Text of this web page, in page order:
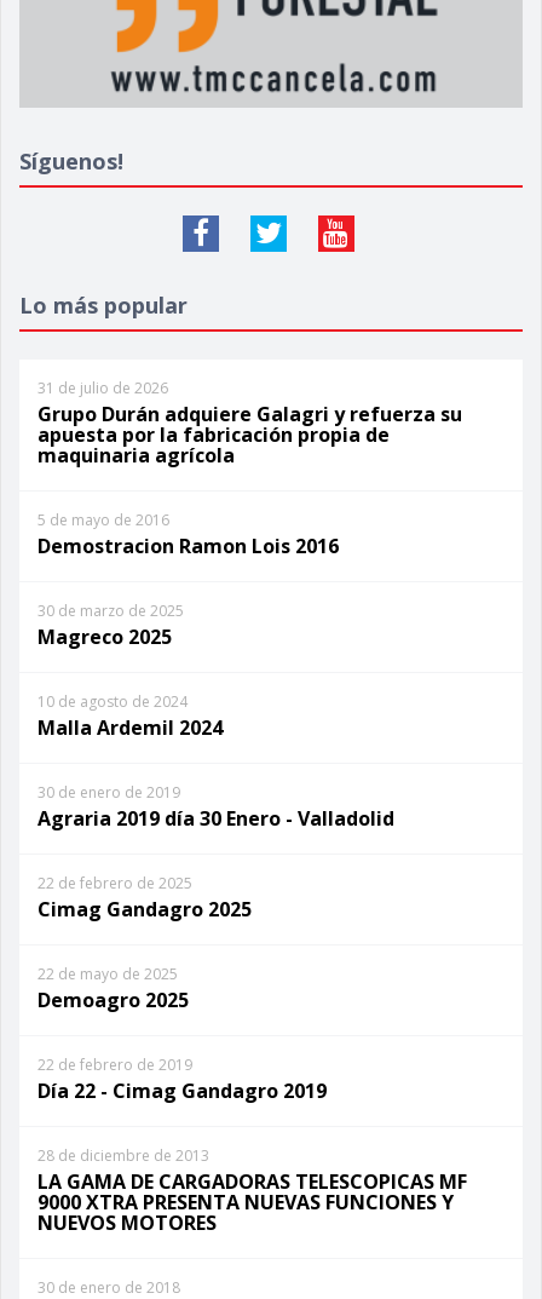
Síguenos!
Lo más popular
31 de julio de 2026
Grupo Durán adquiere Galagri y refuerza su
apuesta por la fabricación propia de
maquinaria agrícola
5 de mayo de 2016
Demostracion Ramon Lois 2016
30 de marzo de 2025
Magreco 2025
10 de agosto de 2024
Malla Ardemil 2024
30 de enero de 2019
Agraria 2019 día 30 Enero - Valladolid
22 de febrero de 2025
Cimag Gandagro 2025
22 de mayo de 2025
Demoagro 2025
22 de febrero de 2019
Día 22 - Cimag Gandagro 2019
28 de diciembre de 2013
LA GAMA DE CARGADORAS TELESCOPICAS MF
9000 XTRA PRESENTA NUEVAS FUNCIONES Y
NUEVOS MOTORES
30 de enero de 2018